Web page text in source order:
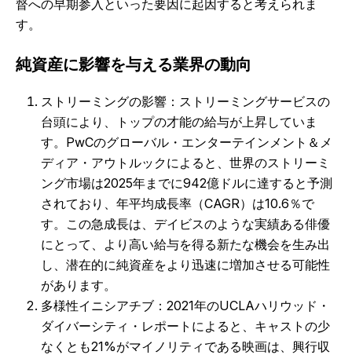
督への早期参入といった要因に起因すると考えられま
す。
純資産に影響を与える業界の動向
ストリーミングの影響：ストリーミングサービスの
台頭により、トップの才能の給与が上昇していま
す。PwCのグローバル・エンターテインメント＆メ
ディア・アウトルックによると、世界のストリーミ
ング市場は2025年までに942億ドルに達すると予測
されており、年平均成長率（CAGR）は10.6％で
す。この急成長は、デイビスのような実績ある俳優
にとって、より高い給与を得る新たな機会を生み出
し、潜在的に純資産をより迅速に増加させる可能性
があります。
多様性イニシアチブ：2021年のUCLAハリウッド・
ダイバーシティ・レポートによると、キャストの少
なくとも21%がマイノリティである映画は、興行収